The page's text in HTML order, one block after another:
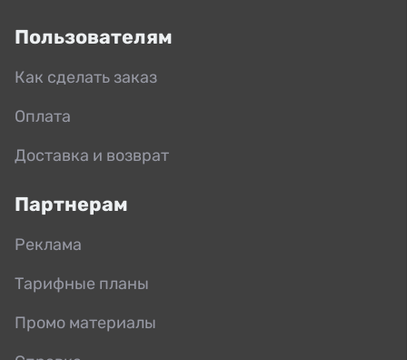
Пользователям
Как сделать заказ
Оплата
Доставка и возврат
Партнерам
Реклама
Тарифные планы
Промо материалы